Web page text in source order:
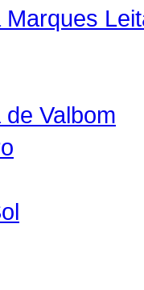
Valbom